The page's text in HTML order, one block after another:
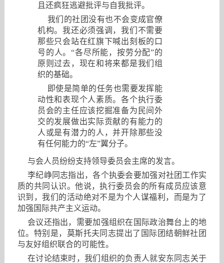
且还疯狂逃避批评与自我批评。
我们的社团没有也不会变成官僚
机构。我还必须强调，我们不需要
那些只会站在红旗下喊出刻板的口
号的人。“各尽所能，按劳分配”的
原则过去，现在和将来都是我们组
织的基础。
即使是简单的任务也需要发挥能
动性和表现个人素质。各个执行委
员会的主任应该挖掘准备为民间外
交的发展做出实际贡献的有能力的
人或是有潜力的人，并开除那些没
有任何能力的“左”翼分子。
与会人员纷纷支持领导委员会主席的发言。
李纪峥同志指出，各个执委会要加强对社团工作实
质的共同认识。他说，执行委员会的所有成员应该意
识到，我们的活动绝对不是为个人谋福利，而是为了
加强国际共产主义运动。
会议还指出，需要加强组织在国际政治舞台上的地
位。特别是，莫斯托夫同志提出了国际团结朝鲜社团
与友好组织联合的可能性。
在讨论结束时，我们组织的负责人就安东同志关于